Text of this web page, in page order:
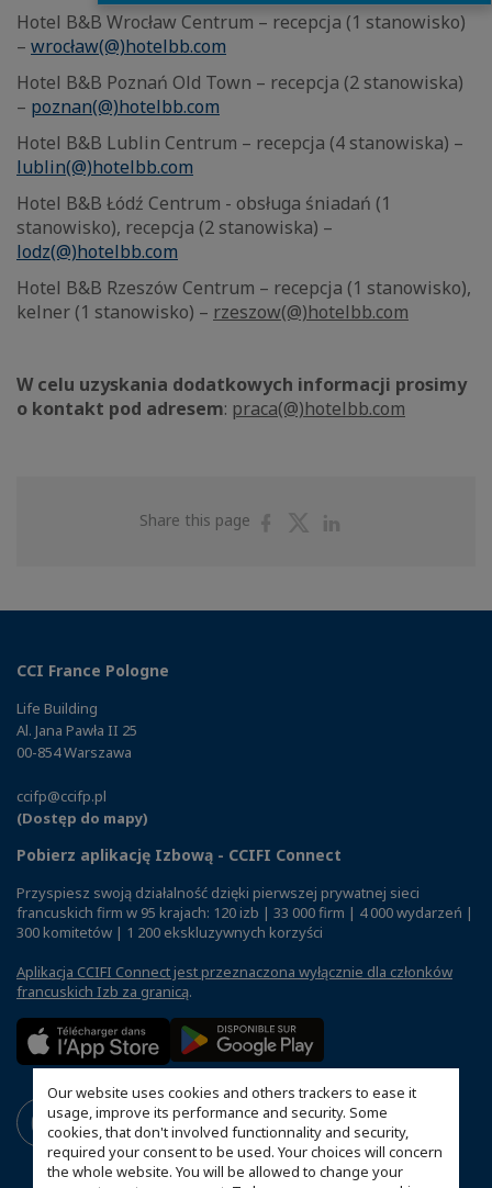
Our website uses cookies and others trackers to ease it
usage, improve its performance and security. Some
cookies, that don't involved functionnality and security,
required your consent to be used. Your choices will concern
the whole website. You will be allowed to change your
Hotel B&B Wrocław Centrum – recepcja (1 stanowisko)
– wrocław(@)hotelbb.com
Hotel B&B Poznań Old Town – recepcja (2 stanowiska)
– poznan(@)hotelbb.com
Hotel B&B Lublin Centrum – recepcja (4 stanowiska) –
lublin(@)hotelbb.com
Hotel B&B Łódź Centrum - obsługa śniadań (1
stanowisko), recepcja (2 stanowiska) –
lodz(@)hotelbb.com
Hotel B&B Rzeszów Centrum – recepcja (1 stanowisko),
kelner (1 stanowisko) – rzeszow(@)hotelbb.com
W celu uzyskania dodatkowych informacji prosimy
o kontakt pod adresem: praca(@)hotelbb.com
Share this page
ShareShare
CCI France Pologne
Life Building
Al. Jana Pawła II 25
00-854 Warszawa
ccifp@ccifp.pl
(Dostęp do mapy)
Pobierz aplikację Izbową - CCIFI Connect
Przyspiesz swoją działalność dzięki pierwszej prywatnej sieci
francuskich firm w 95 krajach: 120 izb | 33 000 firm | 4 000 wydarzeń |
300 komitetów | 1 200 ekskluzywnych korzyści
Aplikacja CCIFI Connect jest przeznaczona wyłącznie dla członków
francuskich Izb za granicą.